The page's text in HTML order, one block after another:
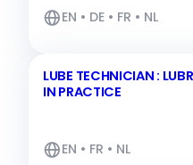
EN • DE • FR • NL
LUBE TECHNICIAN :
IN PRACTICE
EN • FR • NL